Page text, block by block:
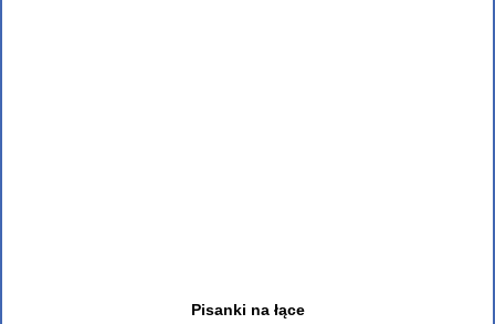
Pisanki na łące